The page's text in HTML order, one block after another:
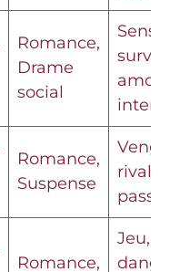
Romance,
Drame
social
survie,
amour
interdit
Romance,
Suspense
rivalité,
passion
Romance,
Jeu,
danger,